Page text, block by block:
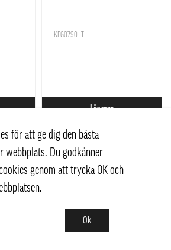
KFG0790-IT
Läs mer
för att ge dig den bästa
webbplats. Du godkänner
genom att trycka OK och
Ok